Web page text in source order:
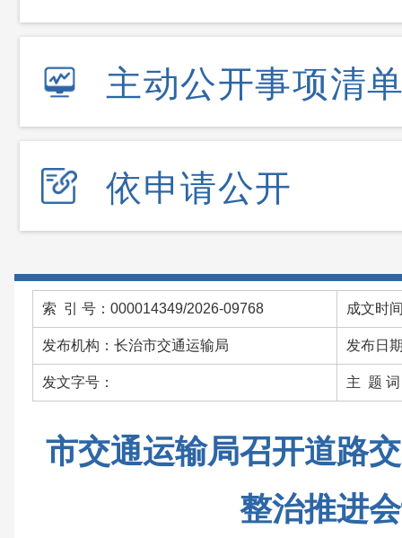
主动公开事项清
依申请公开
索 引 号：000014349/2026-09768 成文时
发布机构：长治市交通运输局 发布日
发文字号： 主 题 词
市交通运输局召开道路
整治推进